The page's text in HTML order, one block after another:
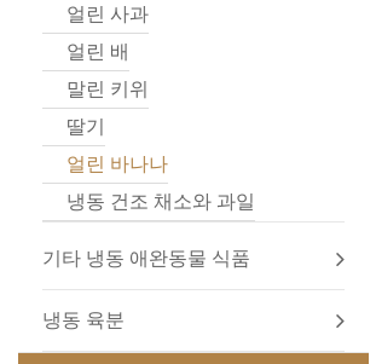
얼린 사과
얼린 배
말린 키위
딸기
얼린 바나나
냉동 건조 채소와 과일
기타 냉동 애완동물 식품
냉동 육분